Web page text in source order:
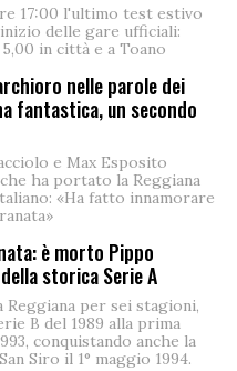
17:00 l'ultimo test estivo
delle gare ufficiali:
in città e a Toano
nelle parole dei
fantastica, un secondo
e Max Esposito
ha portato la Reggiana
«Ha fatto innamorare
è morto Pippo
storica Serie A
Reggiana per sei stagioni,
B del 1989 alla prima
conquistando anche la
Siro il 1° maggio 1994.